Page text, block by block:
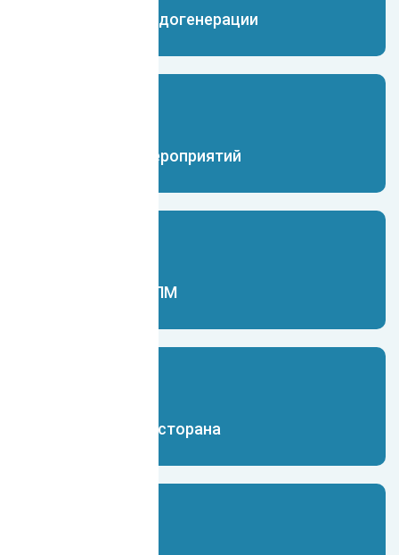
Чат-бот для лидогенерации
Чат-бот для мероприятий
Чат-бот для МЛМ
Чат-бот для ресторана